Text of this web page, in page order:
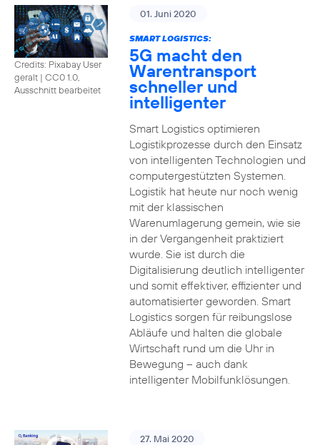
Credits: Pixabay User
geralt | CC0 1.0,
Ausschnitt bearbeitet
01. Juni 2020
SMART LOGISTICS:
5G macht den
Warentransport
schneller und
intelligenter
Smart Logistics optimieren
Logistikprozesse durch den Einsatz
von intelligenten Technologien und
computergestützten Systemen.
Logistik hat heute nur noch wenig
mit der klassischen
Warenumlagerung gemein, wie sie
in der Vergangenheit praktiziert
wurde. Sie ist durch die
Digitalisierung deutlich intelligenter
und somit effektiver, effizienter und
automatisierter geworden. Smart
Logistics sorgen für reibungslose
Abläufe und halten die globale
Wirtschaft rund um die Uhr in
Bewegung – auch dank
intelligenter Mobilfunklösungen.
27. Mai 2020